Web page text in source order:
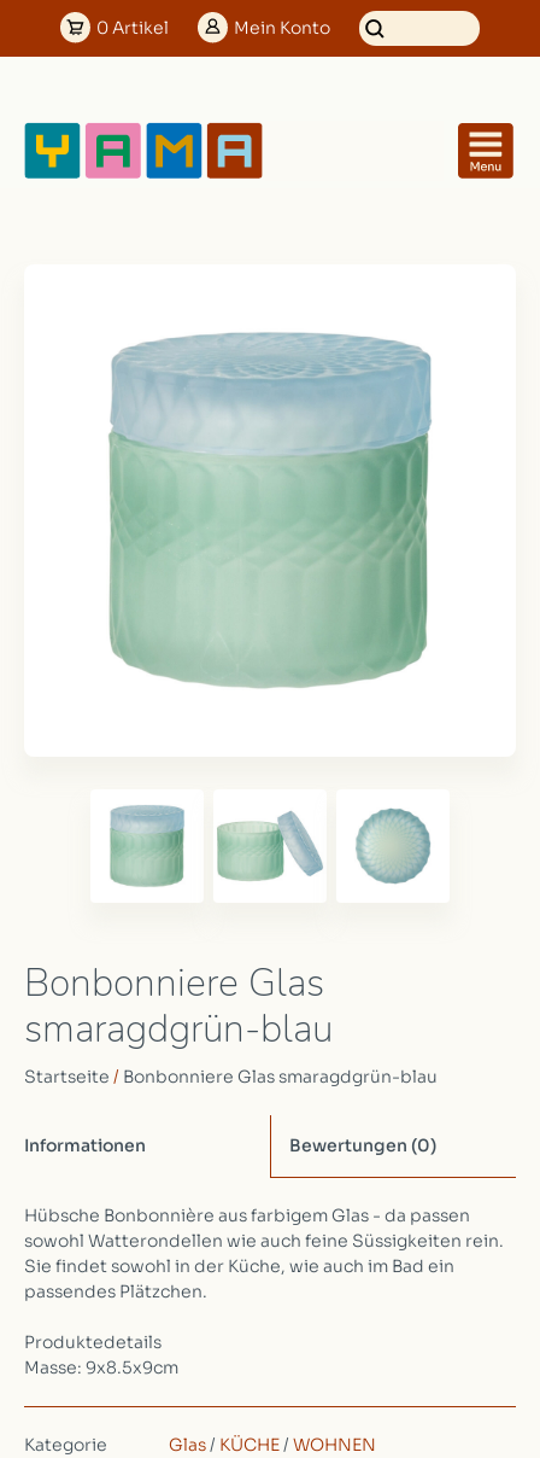
0Artikel Mein Konto
Bonbonniere Glas
smaragdgrün-blau
Startseite / Bonbonniere Glas smaragdgrün-blau
Informationen Bewertungen (0)
Hübsche Bonbonnière aus farbigem Glas - da passen
sowohl Watterondellen wie auch feine Süssigkeiten rein.
Sie findet sowohl in der Küche, wie auch im Bad ein
passendes Plätzchen.
Produktedetails
Masse: 9x8.5x9cm
Kategorie Glas/ KÜCHE/ WOHNEN